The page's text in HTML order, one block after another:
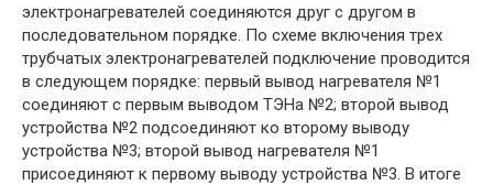
электронагревателей соединяются друг с другом в
последовательном порядке. По схеме включения трех
трубчатых электронагревателей подключение проводится
в следующем порядке: первый вывод нагревателя №1
соединяют с первым выводом ТЭНа №2; второй вывод
устройства №2 подсоединяют ко второму выводу
устройства №3; второй вывод нагревателя №1
присоединяют к первому выводу устройства №3. В итоге